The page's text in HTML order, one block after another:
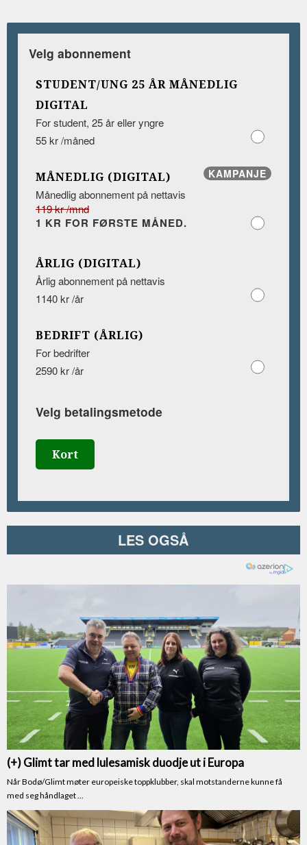
Velg abonnement
STUDENT/UNG 25 ÅR MÅNEDLIG
DIGITAL
For student, 25 år eller yngre
55 kr /måned
KAMPANJE
MÅNEDLIG (DIGITAL)
Månedlig abonnement på nettavis
119 kr /mnd
1 KR FOR FØRSTE MÅNED.
ÅRLIG (DIGITAL)
Årlig abonnement på nettavis
1140 kr /år
BEDRIFT (ÅRLIG)
For bedrifter
2590 kr /år
Velg betalingsmetode
Kort
LES OGSÅ